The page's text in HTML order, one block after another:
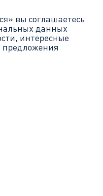
вы соглашаетесь
данных
интересные